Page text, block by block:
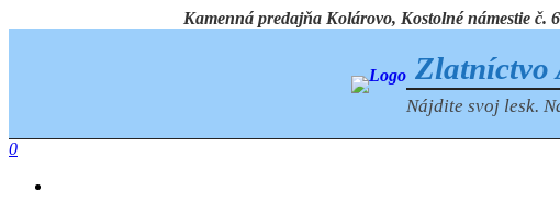
Kamenná predajňa Kolárovo, Kostolné námestie č.
Zlatníctvo
Nájdite svoj lesk.
0